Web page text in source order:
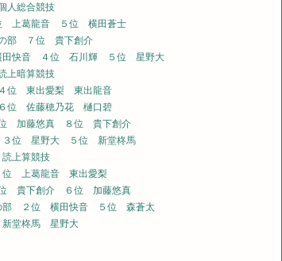
人総合競技
上葛龍音 ５位 横田蒼士
の部 ７位 貴下創介
田快音 ４位 石川輝 ５位 星野大
上暗算競技
位 東出愛梨 東出龍音
穂乃花 樋口碧
加藤悠真 ８位 貴下創介
３位 星野大 ５位 新堂柊馬
読上算競技
位 上葛龍音 東出愛梨
貴下創介 ６位 加藤悠真
部 ２位 横田快音 ５ 位 森蒼太
堂柊馬 星野大